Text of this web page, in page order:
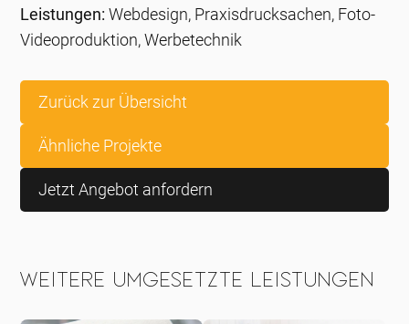
Leistungen: Webdesign, Praxisdrucksachen, Foto-
Videoproduktion, Werbetechnik
Zurück zur Übersicht
Ähnliche Projekte
Jetzt Angebot anfordern
Weitere umgesetzte Leistungen